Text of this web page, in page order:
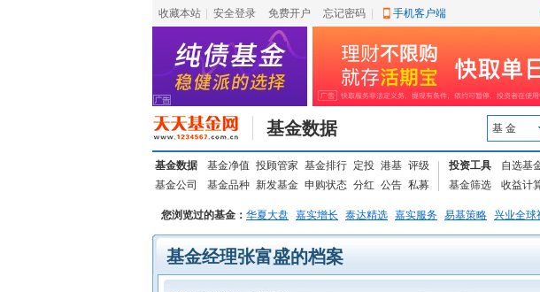
收藏本站 安全登录 免费开户 忘记密码 手机客户端
基金数据 基 金
基金数据 基金净值 投顾管家 基金排行 定投 港基 评级
基金公司
基金品种 新发基金 申购状态 分红 公告 私募
投资工具 自选基
基金筛选
收益计
您浏览过的基金： 华夏大盘 嘉实增长 泰达精选 嘉实服务 易基策略 兴业全球
基金经理张富盛的档案